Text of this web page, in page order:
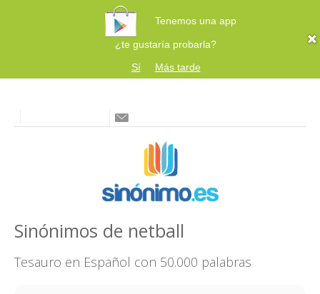
Tenemos una app
¿te gustaría probarla?
Sí
Más tarde
Sinónimos de netball
Tesauro en Español con 50.000 palabras